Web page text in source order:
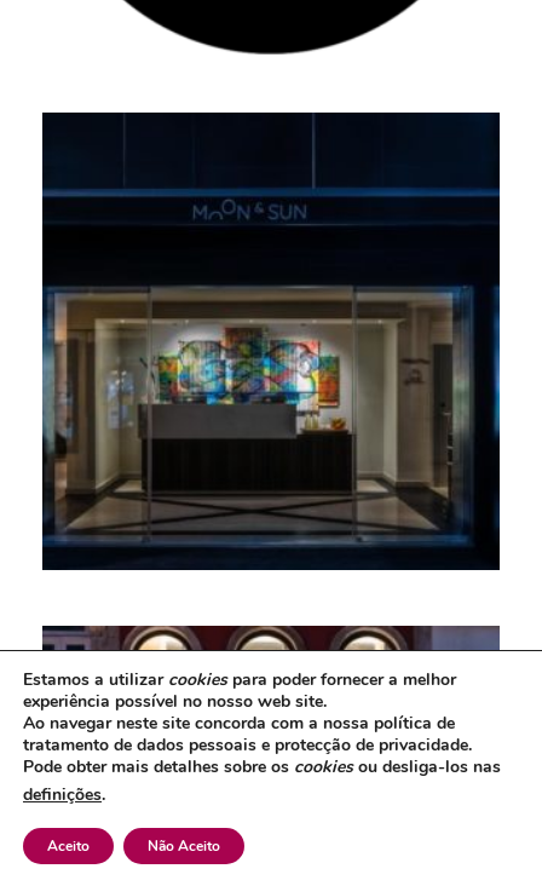
Estamos a utilizar cookies para poder fornecer a melhor
experiência possível no nosso web site.
Ao navegar neste site concorda com a nossa política de
tratamento de dados pessoais e protecção de privacidade.
Pode obter mais detalhes sobre os cookiesou desliga-los nas
definições.
Aceito Não Aceito